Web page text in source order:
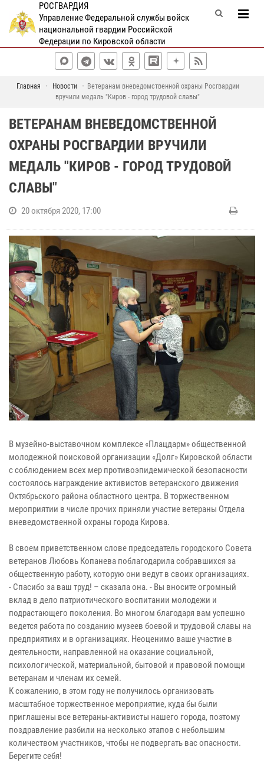
РОСГВАРДИЯ
Управление Федеральной службы войск
национальной гвардии Российской
Федерации по Кировской области
Главная Новости
Ветеранам вневедомственной охраны Росгвардии
вручили медаль "Киров - город трудовой славы"
ВЕТЕРАНАМ ВНЕВЕДОМСТВЕННОЙ
ОХРАНЫ РОСГВАРДИИ ВРУЧИЛИ
МЕДАЛЬ "КИРОВ - ГОРОД ТРУДОВОЙ
СЛАВЫ"
20 октября 2020, 17:00
В музейно-выставочном комплексе «Плацдарм» общественной
молодежной поисковой организации «Долг» Кировской области
с соблюдением всех мер противоэпидемической безопасности
состоялось награждение активистов ветеранского движения
Октябрьского района областного центра. В торжественном
мероприятии в числе прочих приняли участие ветераны Отдела
вневедомственной охраны города Кирова.
В своем приветственном слове председатель городского Совета
ветеранов Любовь Копанева поблагодарила собравшихся за
общественную работу, которую они ведут в своих организациях.
- Спасибо за ваш труд! – сказала она. - Вы вносите огромный
вклад в дело патриотического воспитании молодежи и
подрастающего поколения. Во многом благодаря вам успешно
ведется работа по созданию музеев боевой и трудовой славы на
предприятиях и в организациях. Неоценимо ваше участие в
деятельности, направленной на оказание социальной,
психологической, материальной, бытовой и правовой помощи
ветеранам и членам их семей.
К сожалению, в этом году не получилось организовать
масштабное торжественное мероприятие, куда бы были
приглашены все ветераны-активисты нашего города, поэтому
поздравление разбили на несколько этапов с небольшим
количеством участников, чтобы не подвергать вас опасности.
Берегите себя!